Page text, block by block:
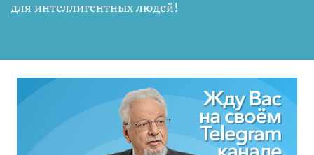
для интеллигентных людей!